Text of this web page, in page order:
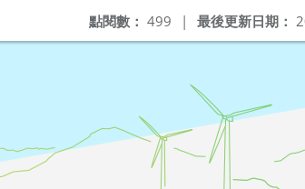
最後更新日期：
點閱數： 499 |